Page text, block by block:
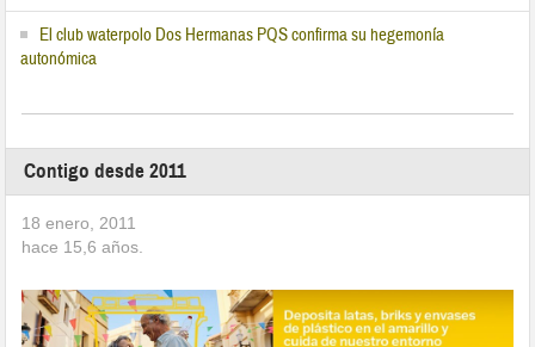
El club waterpolo Dos Hermanas PQS confirma su hegemonía
autonómica
Contigo desde 2011
18 enero, 2011
hace 15,6 años.